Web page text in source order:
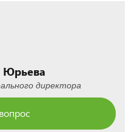
Юрьева
директора